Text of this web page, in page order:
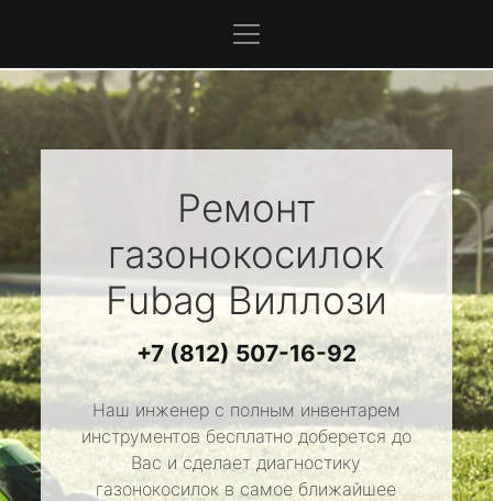
Ремонт
газонокосилок
FubagВиллози
+7 (812) 507-16-92
Наш инженер с полным инвентарем
инструментов бесплатно доберется до
Вас и сделает диагностику
газонокосилок в самое ближайшее